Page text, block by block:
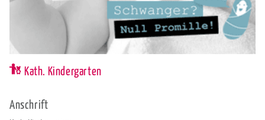
Kath. Kindergarten
An­schrift